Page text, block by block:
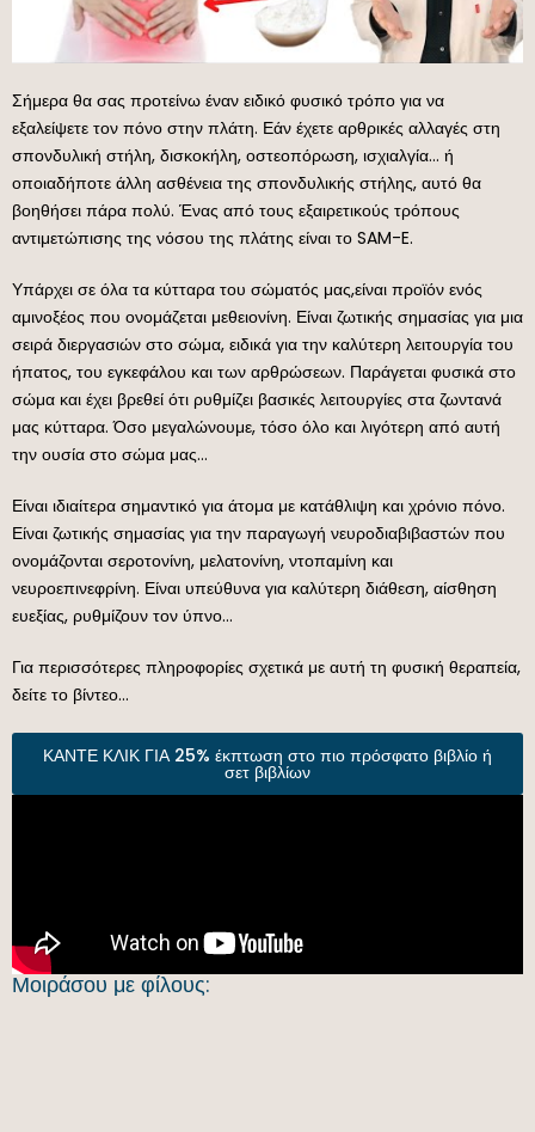
Σήμερα θα σας προτείνω έναν ειδικό φυσικό τρόπο για να
εξαλείψετε τον πόνο στην πλάτη. Εάν έχετε αρθρικές αλλαγές στη
σπονδυλική στήλη, δισκοκήλη, οστεοπόρωση, ισχιαλγία… ή
οποιαδήποτε άλλη ασθένεια της σπονδυλικής στήλης, αυτό θα
βοηθήσει πάρα πολύ. Ένας από τους εξαιρετικούς τρόπους
αντιμετώπισης της νόσου της πλάτης είναι το SAM-E.
Υπάρχει σε όλα τα κύτταρα του σώματός μας,είναι προϊόν ενός
αμινοξέος που ονομάζεται μεθειονίνη. Είναι ζωτικής σημασίας για μια
σειρά διεργασιών στο σώμα, ειδικά για την καλύτερη λειτουργία του
ήπατος, του εγκεφάλου και των αρθρώσεων. Παράγεται φυσικά στο
σώμα και έχει βρεθεί ότι ρυθμίζει βασικές λειτουργίες στα ζωντανά
μας κύτταρα. Όσο μεγαλώνουμε, τόσο όλο και λιγότερη από αυτή
την ουσία στο σώμα μας…
Είναι ιδιαίτερα σημαντικό για άτομα με κατάθλιψη και χρόνιο πόνο.
Είναι ζωτικής σημασίας για την παραγωγή νευροδιαβιβαστών που
ονομάζονται σεροτονίνη, μελατονίνη, ντοπαμίνη και
νευροεπινεφρίνη. Είναι υπεύθυνα για καλύτερη διάθεση, αίσθηση
ευεξίας, ρυθμίζουν τον ύπνο…
Για περισσότερες πληροφορίες σχετικά με αυτή τη φυσική θεραπεία,
δείτε το βίντεο…
ΚΑΝΤΕ ΚΛΙΚ ΓΙΑ 25% έκπτωση στο πιο πρόσφατο βιβλίο ή
σετ βιβλίων
Μοιράσου με φίλους: